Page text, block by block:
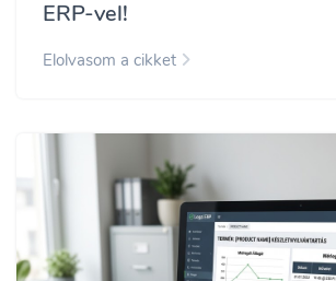
ERP-vel!
Elolvasom a cikket